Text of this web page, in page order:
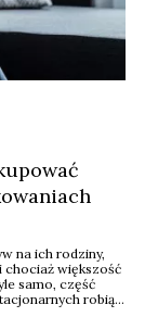
na ich rodziny,
chociaż większość
samo, część
robią